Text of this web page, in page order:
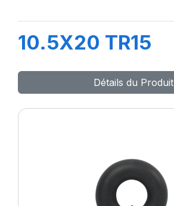
10.5X20 TR15
Détails du Produit